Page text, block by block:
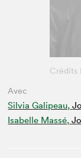
Avec
Silvia Galipeau,
Isabelle Massé,